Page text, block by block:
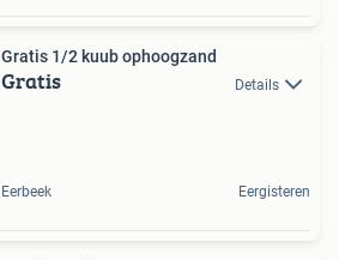
Gratis 1/2 kuub ophoogzand
Gratis Details
Eerbeek Eergisteren